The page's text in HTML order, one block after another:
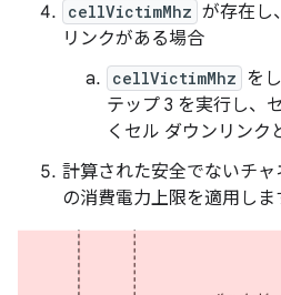
cellVictimMhz が存在し
リンクがある場合
cellVictimMhz を
テップ 3 を実行し、
くセル ダウンリンク
計算された安全でないチ
の消費電力上限を適用しま